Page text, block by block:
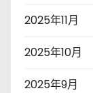
2025年11月
2025年10月
2025年9月